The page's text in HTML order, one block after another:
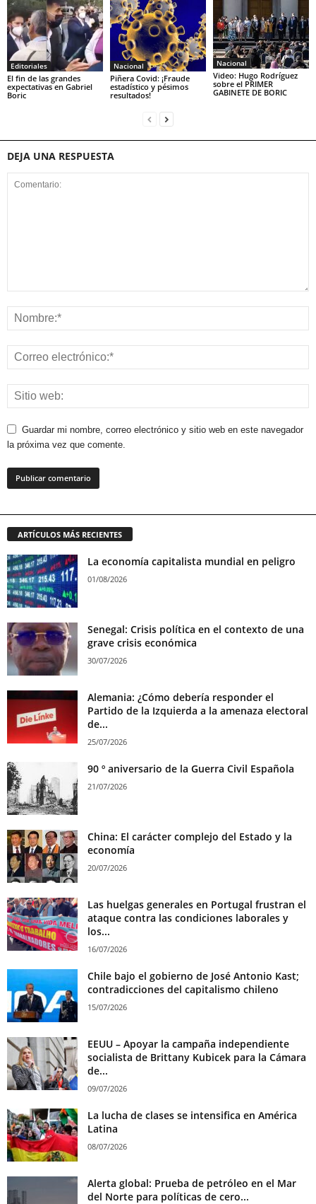
Editoriales
El fin de las grandes
expectativas en Gabriel
Boric
Nacional
Piñera Covid: ¡Fraude
estadístico y pésimos
resultados!
Nacional
Video: Hugo Rodríguez
sobre el PRIMER
GABINETE DE BORIC
DEJA UNA RESPUESTA
Guardar mi nombre, correo electrónico y sitio web en este navegador
la próxima vez que comente.
ARTÍCULOS MÁS RECIENTES
La economía capitalista mundial en peligro
01/08/2026
Senegal: Crisis política en el contexto de una
grave crisis económica
30/07/2026
Alemania: ¿Cómo debería responder el
Partido de la Izquierda a la amenaza electoral
de...
25/07/2026
90 º aniversario de la Guerra Civil Española
21/07/2026
China: El carácter complejo del Estado y la
economía
20/07/2026
Las huelgas generales en Portugal frustran el
ataque contra las condiciones laborales y
los...
16/07/2026
Chile bajo el gobierno de José Antonio Kast;
contradicciones del capitalismo chileno
15/07/2026
EEUU – Apoyar la campaña independiente
socialista de Brittany Kubicek para la Cámara
de...
09/07/2026
La lucha de clases se intensifica en América
Latina
08/07/2026
Alerta global: Prueba de petróleo en el Mar
del Norte para políticas de cero...